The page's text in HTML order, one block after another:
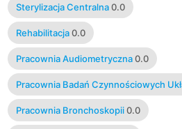
Sterylizacja Centralna 0.0
Rehabilitacja 0.0
Pracownia Audiometryczna 0.0
Pracownia Badań Czynnościowych
Pracownia Bronchoskopii 0.0